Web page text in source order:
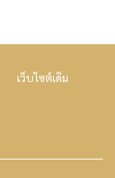
เว็บไซต์เดิม